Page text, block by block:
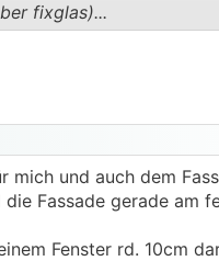
fixglas)...
und auch dem
Fassade gerade am
Fenster rd. 10cm